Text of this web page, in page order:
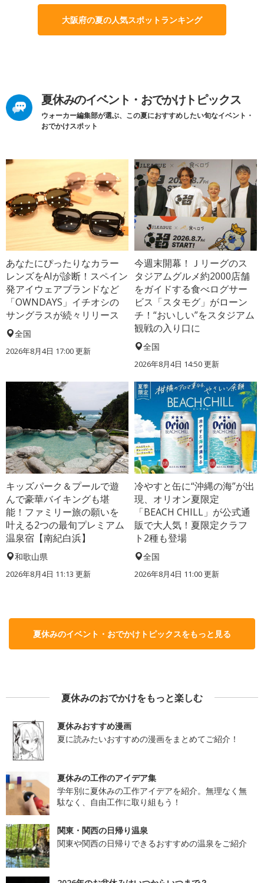
大阪府の夏の人気スポットランキング
夏休みのイベント・おでかけトピックス
ウォーカー編集部が選ぶ、この夏におすすめしたい旬なイベント・
おでかけスポット
あなたにぴったりなカラー
レンズをAIが診断！スペイン
発アイウェアブランドなど
「OWNDAYS」イチオシの
サングラスが続々リリース
全国
2026年8月4日 17:00更新
今週末開幕！Ｊリーグのス
タジアムグルメ約2000店舗
をガイドする食べログサー
ビス「スタモグ」がローン
チ！“おいしい”をスタジアム
観戦の入り口に
全国
2026年8月4日 14:50更新
キッズパーク＆プールで遊
んで豪華バイキングも堪
能！ファミリー旅の願いを
叶える2つの最旬プレミアム
温泉宿【南紀白浜】
和歌山県
2026年8月4日 11:13 更新
冷やすと缶に“沖縄の海”が出
現、オリオン夏限定
「BEACH CHILL」が公式通
販で大人気！夏限定クラフ
ト2種も登場
全国
2026年8月4日 11:00更新
夏休みのイベント・おでかけトピックスをもっと見る
夏休みのおでかけをもっと楽しむ
夏休みおすすめ漫画
夏に読みたいおすすめの漫画をまとめてご紹介！
夏休みの工作のアイデア集
学年別に夏休みの工作アイデアを紹介。無理なく無
駄なく、自由工作に取り組もう！
関東・関西の日帰り温泉
関東や関西の日帰りできるおすすめの温泉をご紹介